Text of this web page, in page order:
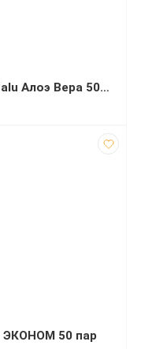
Бальзам для мытья посуды Balu Алоэ Вера 500 мл
ЭКОНОМ 50 пар